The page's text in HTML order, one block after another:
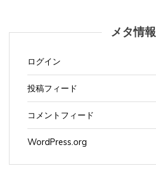
メタ情報
ログイン
投稿フィード
コメントフィード
WordPress.org